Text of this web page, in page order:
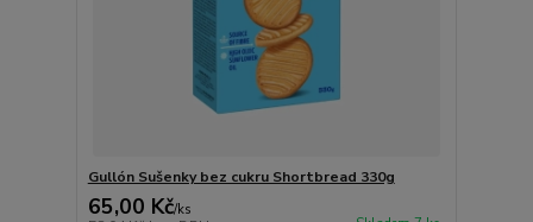
Gullón Sušenky bez cukru Shortbread 330g
65,00 Kč/ks